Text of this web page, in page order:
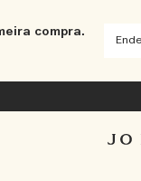
compra.